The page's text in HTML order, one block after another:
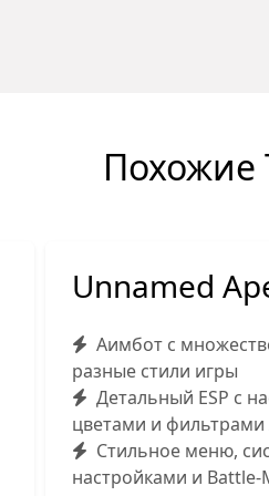
Похожие
Unnamed
Аимбот с
разные стили игры
Детальный ESP с
цветами и фильтрами
Стильное меню,
настройками и Battle-